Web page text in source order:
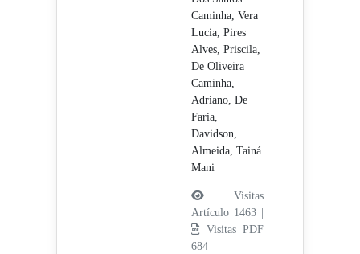
Caminha, Vera
Lucia, Pires
Alves, Priscila,
De Oliveira
Caminha,
Adriano, De
Faria,
Davidson,
Almeida, Tainá
Mani
Visitas
Artículo 1463 |
Visitas PDF
684